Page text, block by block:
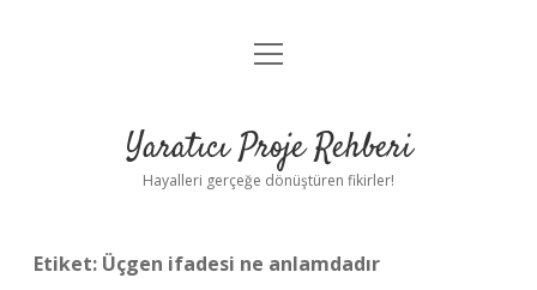
Anasayfa
Yasal Uyarı
menüyü
Yaratıcı Proje Rehberi
Hayalleri gerçeğe dönüştüren fikirler!
Etiket: Üçgen ifadesi ne anlamdadır